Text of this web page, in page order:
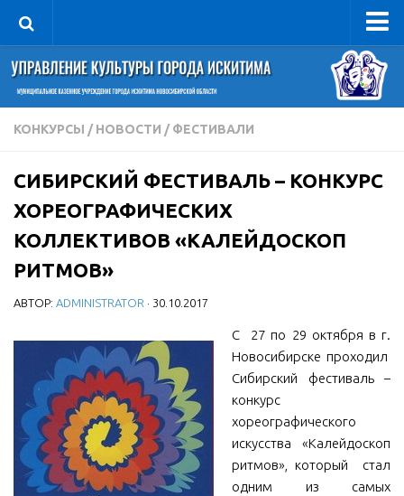
Управление
Руководитель
Сведения об организации
Книга почета культуры
Фотогалерея
Документы
Учредительные документы
Правовая база
Отчеты о деятельности
Учреждения культуры
МБУ Дом культуры «Молодость»
МБУ Дом культуры «Октябрь»
МБОУ ДО «Детская школа искусств»
КОНКУРСЫ / НОВОСТИ / ФЕСТИВАЛИ
СИБИРСКИЙ ФЕСТИВАЛЬ – КОНКУРС
ХОРЕОГРАФИЧЕСКИХ
КОЛЛЕКТИВОВ «КАЛЕЙДОСКОП
РИТМОВ»
АВТОР: ADMINISTRATOR · 30.10.2017
С 27 по 29 октября в г.
Новосибирске проходил
Сибирский фестиваль –
конкурс
хореографического
искусства «Калейдоскоп
ритмов», который стал
одним из самых